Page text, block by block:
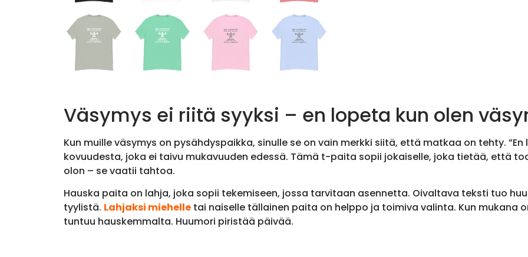
Väsymys ei riitä syyksi – en lopeta kun olen
Kun muille väsymys on pysähdyspaikka, sinulle se on vain merkki siitä, että matkaa on tehty.
kovuudesta, joka ei taivu mukavuuden edessä. Tämä t-paita sopii jokaiselle, joka tietää, että
olon – se vaatii tahtoa.
Hauska paita on lahja, joka sopii tekemiseen, jossa tarvitaan asennetta. Oivaltava teksti tuo
tyylistä. Lahjaksi miehelletai naiselle tällainen paita on helppo ja toimiva valinta. Kun mukana
tuntuu hauskemmalta. Huumori piristää päivää.